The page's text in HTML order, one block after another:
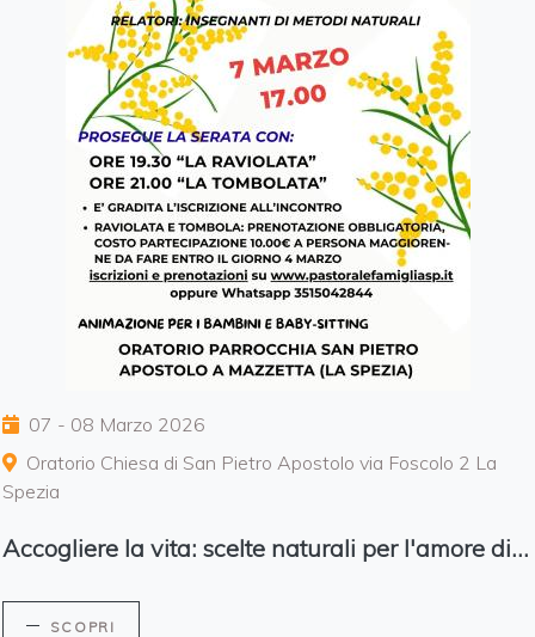
07 - 08 Marzo 2026
Oratorio Chiesa di San Pietro Apostolo via Foscolo 2 La
Spezia
Accogliere la vita: scelte naturali per l'amore di coppia
SCOPRI